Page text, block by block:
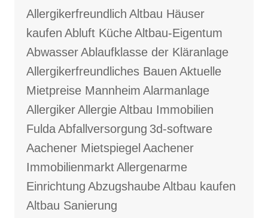
Allergikerfreundlich Altbau Häuser
kaufen Abluft KücheAltbau-Eigentum
AbwasserAblaufklasse der Kläranlage
Allergikerfreundliches Bauen Aktuelle
Mietpreise Mannheim Alarmanlage
AllergikerAllergieAltbau Immobilien
FuldaAbfallversorgung 3d-software
Aachener Mietspiegel Aachener
ImmobilienmarktAllergenarme
Einrichtung AbzugshaubeAltbau kaufen
Altbau Sanierung